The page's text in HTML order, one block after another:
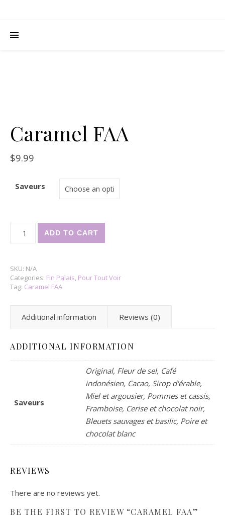
Caramel FAA
$9.99
Saveurs
ADD TO CART
SKU: N/A
Categories: Fin Palais, Pour Tout Voir
Tag: Caramel FAA
Additional information Reviews (0)
ADDITIONAL INFORMATION
Saveurs
Original, Fleur de sel, Café
indonésien, Cacao, Sirop d'érable,
Miel et argousier, Pommes et cassis,
Framboise, Cerise et chocolat noir,
Bleuets sauvages et basilic, Poire et
chocolat blanc
REVIEWS
There are no reviews yet.
BE THE FIRST TO REVIEW “CARAMEL FAA”